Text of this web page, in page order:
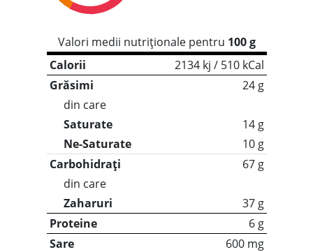
Valori medii nutriționale pentru 100 g
Calorii
2134 kj / 510 kCal
Grăsimi
24 g
din care
Saturate
14 g
Ne-Saturate
10 g
Carbohidrați
67 g
din care
Zaharuri
37 g
Proteine
6 g
Sare
600 mg